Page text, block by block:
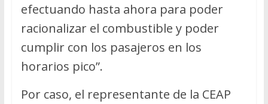
efectuando hasta ahora para poder
racionalizar el combustible y poder
cumplir con los pasajeros en los
horarios pico”.
Por caso, el representante de la CEAP